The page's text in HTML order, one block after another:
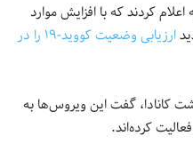
کردند که با افزایش موارد
ارزیابی وضعیت کووید-۱۹ را در
کانادا، گفت این ویروس‌ها به
کرده‌اند.